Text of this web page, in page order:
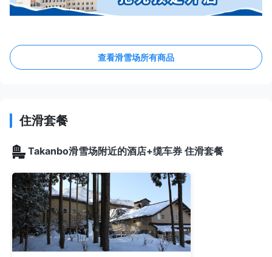
查看滑雪场所有商品
住滑套餐
Takanbo滑雪场附近的酒店+缆车券 住滑套餐